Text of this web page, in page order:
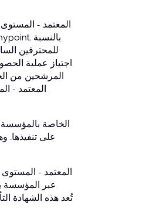
للمحترفين
اجتياز عملية
على تنفيذها.